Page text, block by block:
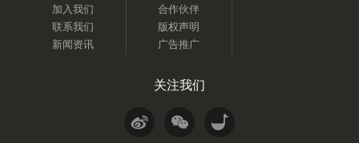
加入我们
联系我们
新闻资讯
合作伙伴
版权声明
广告推广
关注我们